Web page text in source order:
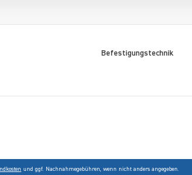
Befestigungstechnik
und ggf. Nachnahmegebühren, wenn nicht anders angegeben.